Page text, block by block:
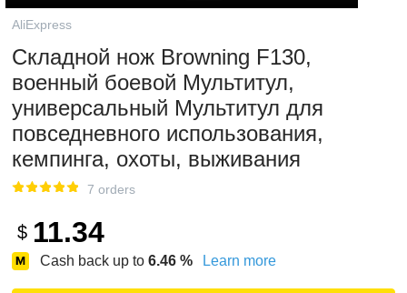
AliExpress
Складной нож Browning F130,
военный боевой Мультитул,
универсальный Мультитул для
повседневного использования,
кемпинга, охоты, выживания
7 orders
$ 11.34
Cash back up to 6.46 % Learn more